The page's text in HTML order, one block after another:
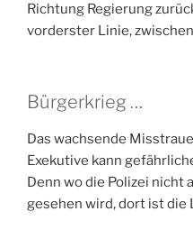
Richtung Regierung
vorderster Linie,
Bürgerkrieg …
Das wachsende
Exekutive kann
Denn wo die Polizei nicht
gesehen wird, dort ist die